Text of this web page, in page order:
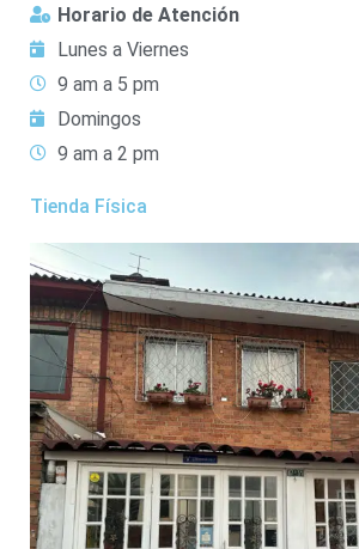
Horario de Atención
Lunes a Viernes
9 am a 5 pm
Domingos
9 am a 2 pm
Tienda Física